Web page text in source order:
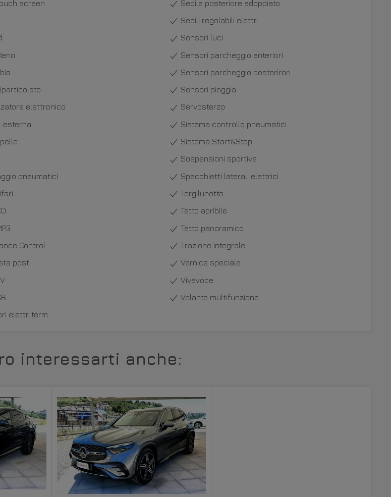
screen
elettronico
esterna
pneumatici
Control
post.
elettr. term.
Sedile posteriore sdoppiato
Sedili regolabili elettr.
Sensori luci
Sensori parcheggio anteriori
Sensori parcheggio posterirori
Sensori pioggia
Servosterzo
Sistema controllo pneumatici
Sistema Start&Stop
Sospensioni sportive
Specchietti laterali elettrici
Tergilunotto
Tetto apribile
Tetto panoramico
Trazione integrale
Vernice speciale
Vivavoce
Volante multifunzione
interessarti anche: